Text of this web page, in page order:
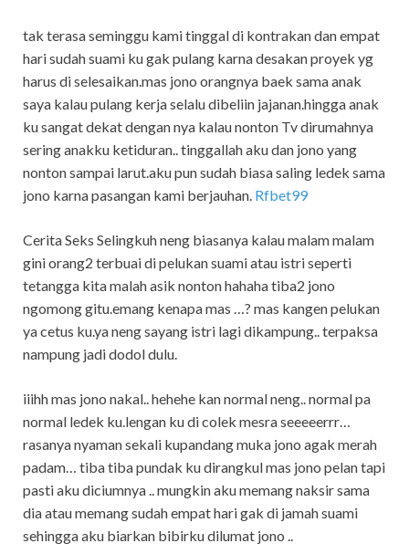
tak terasa seminggu kami tinggal di kontrakan dan empat
hari sudah suami ku gak pulang karna desakan proyek yg
harus di selesaikan.mas jono orangnya baek sama anak
saya kalau pulang kerja selalu dibeliin jajanan.hingga anak
ku sangat dekat dengan nya kalau nonton Tv dirumahnya
sering anakku ketiduran.. tinggallah aku dan jono yang
nonton sampai larut.aku pun sudah biasa saling ledek sama
jono karna pasangan kami berjauhan. Rfbet99
Cerita Seks Selingkuh neng biasanya kalau malam malam
gini orang2 terbuai di pelukan suami atau istri seperti
tetangga kita malah asik nonton hahaha tiba2 jono
ngomong gitu.emang kenapa mas …? mas kangen pelukan
ya cetus ku.ya neng sayang istri lagi dikampung.. terpaksa
nampung jadi dodol dulu.
iiihh mas jono nakal.. hehehe kan normal neng.. normal pa
normal ledek ku.lengan ku di colek mesra seeeeerrr…
rasanya nyaman sekali kupandang muka jono agak merah
padam… tiba tiba pundak ku dirangkul mas jono pelan tapi
pasti aku diciumnya .. mungkin aku memang naksir sama
dia atau memang sudah empat hari gak di jamah suami
sehingga aku biarkan bibirku dilumat jono ..